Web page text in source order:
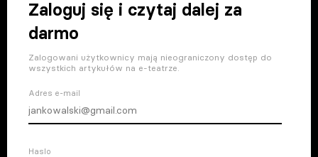
Zaloguj się i czytaj dalej za
darmo
Zalogowani użytkownicy mają nieograniczony dostęp do
wszystkich artykułów na e-teatrze.
Adres e-mail
Haslo